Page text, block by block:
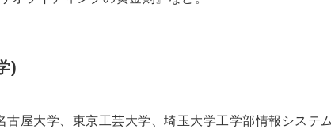
)
屋大学、東京工芸大学、埼玉大学工学部情報システ